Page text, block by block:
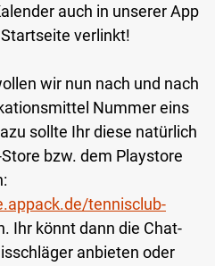
auch in unserer App
verlinkt!
wir nun nach und nach
Nummer eins
sollte Ihr diese natürlich
bzw. dem Playstore
tennisclub-
Ihr könnt dann die Chat-
anbieten oder